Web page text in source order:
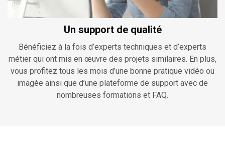
Un support de qualité
Bénéficiez à la fois d’experts techniques et d’experts
métier qui ont mis en œuvre des projets similaires. En plus,
vous profitez tous les mois d’une bonne pratique vidéo ou
imagée ainsi que d’une plateforme de support avec de
nombreuses formations et FAQ.